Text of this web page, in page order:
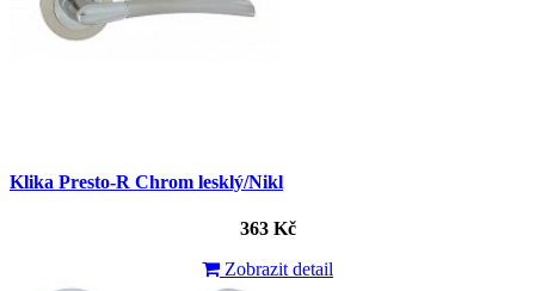
Klika Presto-R Chrom lesklý/Nikl
363 Kč
Zobrazit detail